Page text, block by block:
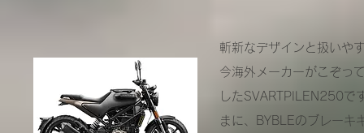
斬新なデザインと扱いや
今海外メーカーがこぞっ
したSVARTPILEN250で
まに、BYBLEのブレーキ